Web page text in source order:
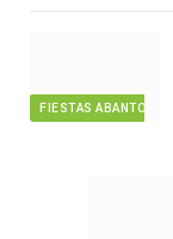
FIESTAS ABANTO